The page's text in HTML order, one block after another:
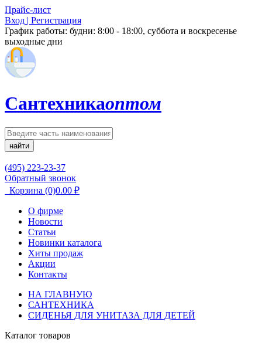
Прайс-лист
Вход | Регистрация
График работы: будни: 8:00 - 18:00, суббота и воскресенье
выходные дни
Сантехникаоптом
найти
(495) 223-23-37
Обратный звонок
Корзина (0)0.00 ₽
О фирме
Новости
Статьи
Новинки каталога
Хиты продаж
Акции
Контакты
НА ГЛАВНУЮ
САНТЕХНИКА
СИДЕНЬЯ ДЛЯ УНИТАЗА ДЛЯ ДЕТЕЙ
Каталог товаров